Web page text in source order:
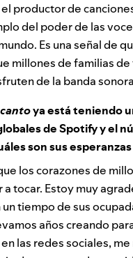
el productor de
del poder de las
Es una señal de
millones de familias
de la banda
ya está teniendo
de Spotify y el
son sus
los corazones de
tocar. Estoy muy
tiempo de sus
años creando
las redes sociales,